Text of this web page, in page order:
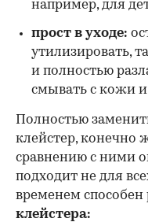
например, для
прост в уходе:
утилизировать,
и полностью
смывать с кожи и
Полностью
клейстер, конечно
сравнению с ними
подходит не для
временем способен
клейстера: